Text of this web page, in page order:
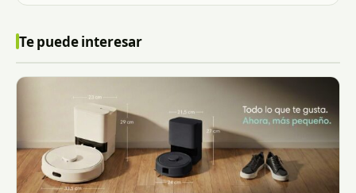
Te puede interesar